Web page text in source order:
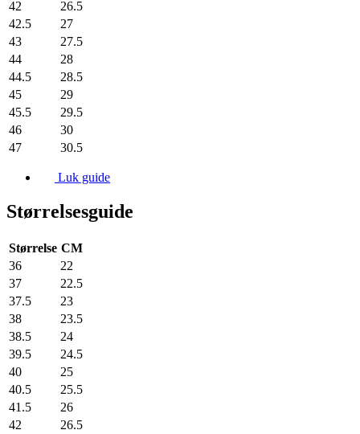
42
26.5
42.5
27
43
27.5
44
28
44.5
28.5
45
29
45.5
29.5
46
30
47
30.5
Luk guide
Størrelsesguide
Størrelse CM
36
22
37
22.5
37.5
23
38
23.5
38.5
24
39.5
24.5
40
25
40.5
25.5
41.5
26
42
26.5